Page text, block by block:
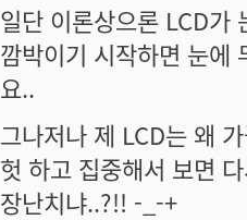
일단 이론상으론 LCD가
깜박이기 시작하면 눈에
요..
그나저나 제 LCD는 왜
헛 하고 집중해서 보면
장난치냐..?!! -_-+